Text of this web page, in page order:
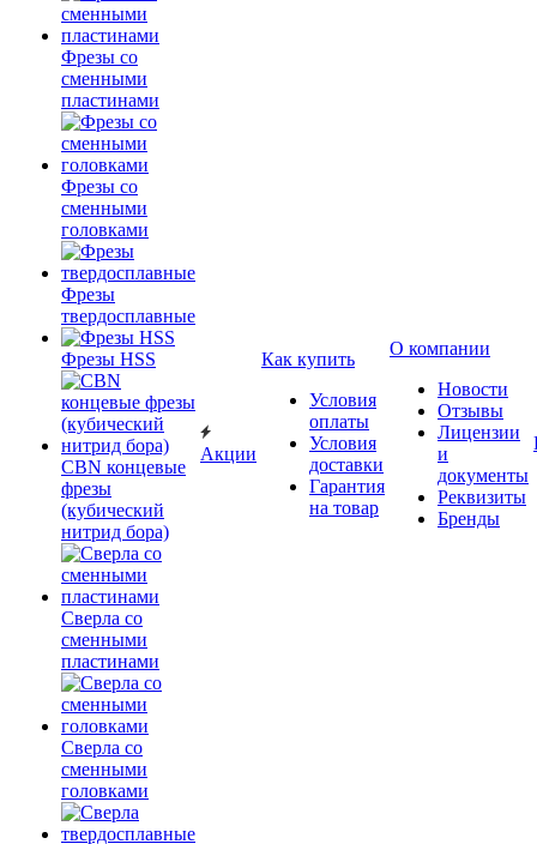
Фрезы со
сменными
пластинами
Фрезы со
сменными
головками
Фрезы
твердосплавные
Фрезы HSS
CBN концевые
фрезы
(кубический
нитрид бора)
Сверла со
сменными
пластинами
Сверла со
сменными
головками
Акции
Как купить
Условия
оплаты
Условия
доставки
Гарантия
на товар
О компании
Новости
Отзывы
Лицензии
и
документы
Реквизиты
Бренды